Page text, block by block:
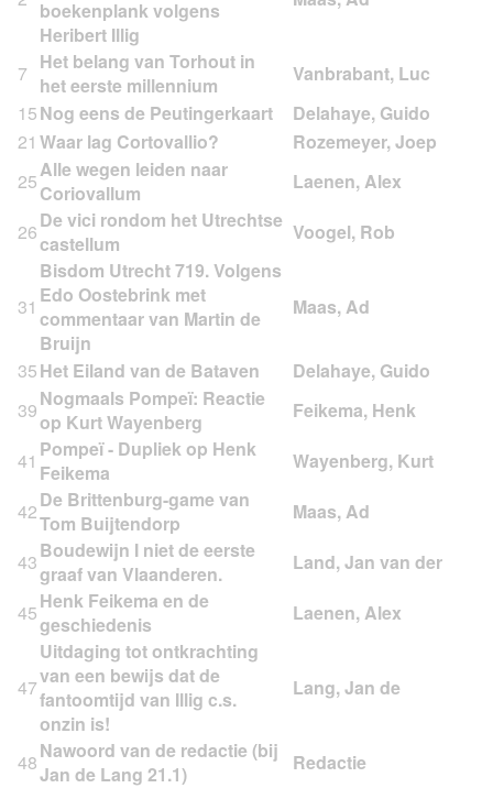
boekenplank volgens
Heribert Illig
7 Het belang van Torhout in
het eerste millennium
15Nog eens de Peutingerkaart
21 Waar lag Cortovallio?
25Alle wegen leiden naar
Coriovallum
26De vici rondom het Utrechtse
castellum
31
Bisdom Utrecht 719. Volgens
Edo Oostebrink met
commentaar van Martin de
Bruijn
35Het Eiland van de Bataven
39Nogmaals Pompeï: Reactie
op Kurt Wayenberg
41 Pompeï - Dupliek op Henk
Feikema
42De Brittenburg-game van
Tom Buijtendorp
43Boudewijn I niet de eerste
graaf van Vlaanderen.
45Henk Feikema en de
geschiedenis
47
Uitdaging tot ontkrachting
van een bewijs dat de
fantoomtijd van Illig c.s.
onzin is!
48Nawoord van de redactie (bij
Jan de Lang 21.1)